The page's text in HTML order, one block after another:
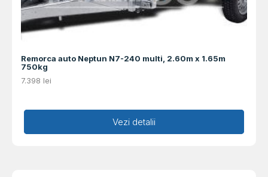
Remorca auto Neptun N7-240 multi, 2.60m x 1.65m
750kg
7.398 lei
Adaugă în coș
Vezi detalii